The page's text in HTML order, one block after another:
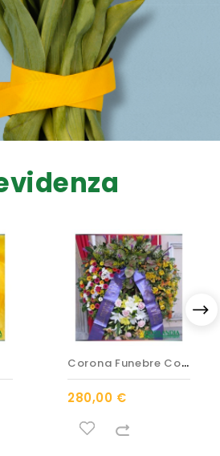
C
Orona Funebre Con Fiori Di...
280,00 €